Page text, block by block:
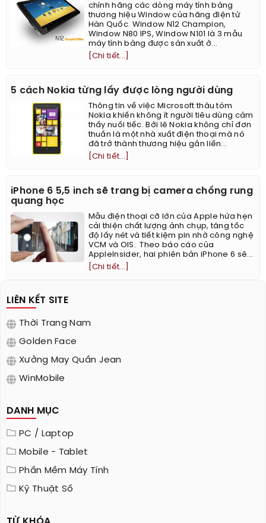
chính hãng các dòng máy tính bảng
thương hiệu Window của hãng điện tử
Hàn Quốc. Window N12 Champion,
Window N80 IPS, Window N101 là 3 mẫu
máy tính bảng được sản xuất ở...
[Chi tiết...]
5 cách Nokia từng lấy được lòng người dùng
Thông tin về việc Microsoft thâu tóm
Nokia khiến không ít người tiêu dùng cảm
thấy nuối tiếc. Bởi lẽ Nokia không chỉ đơn
thuần là một nhà xuất điện thoại mà nó
đã trở thành thương hiệu gắn liền...
[Chi tiết...]
iPhone 6 5,5 inch sẽ trang bị camera chống rung
quang học
Mẫu điện thoại cỡ lớn của Apple hứa hẹn
cải thiện chất lượng ảnh chụp, tăng tốc
độ lấy nét và tiết kiệm pin nhờ công nghệ
VCM và OIS. Theo báo cáo của
AppleInsider, hai phiên bản iPhone 6 sẽ...
[Chi tiết...]
LIÊN KẾT SITE
Thời Trang Nam
Golden Face
Xưởng May Quần Jean
WinMobile
DANH MỤC
PC / Laptop
Mobile - Tablet
Phần Mềm Máy Tính
Kỹ Thuật Số